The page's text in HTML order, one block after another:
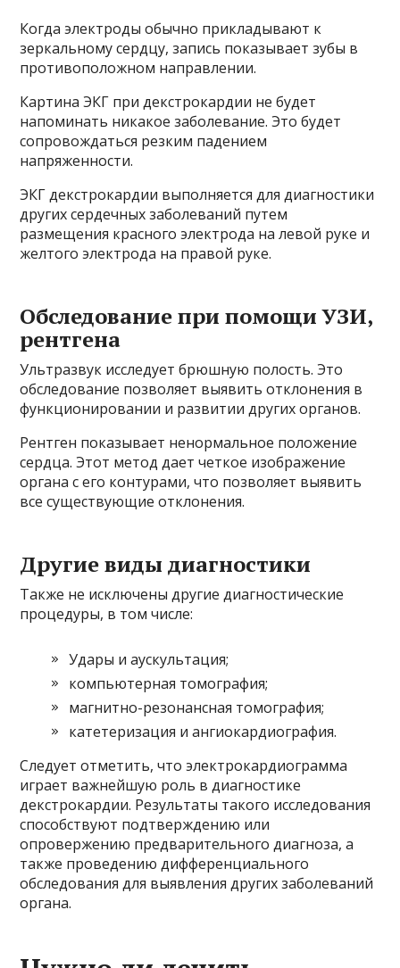
Когда электроды обычно прикладывают к
зеркальному сердцу, запись показывает зубы в
противоположном направлении.
Картина ЭКГ при декстрокардии не будет
напоминать никакое заболевание. Это будет
сопровождаться резким падением
напряженности.
ЭКГ декстрокардии выполняется для диагностики
других сердечных заболеваний путем
размещения красного электрода на левой руке и
желтого электрода на правой руке.
Обследование при помощи УЗИ,
рентгена
Ультразвук исследует брюшную полость. Это
обследование позволяет выявить отклонения в
функционировании и развитии других органов.
Рентген показывает ненормальное положение
сердца. Этот метод дает четкое изображение
органа с его контурами, что позволяет выявить
все существующие отклонения.
Другие виды диагностики
Также не исключены другие диагностические
процедуры, в том числе:
Удары и аускультация;
компьютерная томография;
магнитно-резонансная томография;
катетеризация и ангиокардиография.
Следует отметить, что электрокардиограмма
играет важнейшую роль в диагностике
декстрокардии. Результаты такого исследования
способствуют подтверждению или
опровержению предварительного диагноза, а
также проведению дифференциального
обследования для выявления других заболеваний
органа.